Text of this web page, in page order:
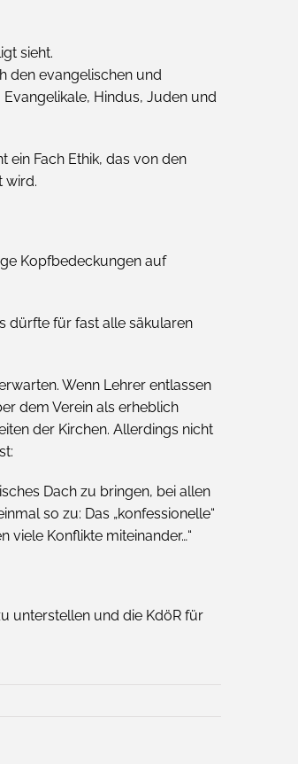
sieht.
den evangelischen und
Hindus, Juden und
ein Fach Ethik, das von den
wird.
Kopfbedeckungen auf
dürfte für fast alle säkularen
Wenn Lehrer entlassen
dem Verein als erheblich
der Kirchen. Allerdings nicht
Dach zu bringen, bei allen
so zu: Das „konfessionelle“
viele Konflikte miteinander…“
unterstellen und die KdöR für